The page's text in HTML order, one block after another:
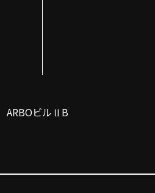
ARBOビルⅡB